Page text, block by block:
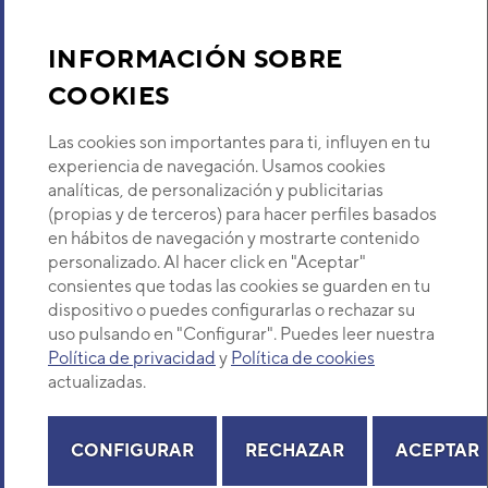
INFORMACIÓN SOBRE
COOKIES
Las cookies son importantes para ti, influyen en tu
experiencia de navegación. Usamos cookies
analíticas, de personalización y publicitarias
(propias y de terceros) para hacer perfiles basados
en hábitos de navegación y mostrarte contenido
personalizado. Al hacer click en "Aceptar"
consientes que todas las cookies se guarden en tu
dispositivo o puedes configurarlas o rechazar su
uso pulsando en "Configurar". Puedes leer nuestra
Política de privacidad y Política de cookies
actualizadas.
CONFIGURAR RECHAZAR ACEPTAR
Conducto de Gran Capacidad Autónomo
ACD UIAT 150 C2
Recambios
Descubre Eurofred
Dónde Estamos
¿Buscas un servicio técnico?
Selecciona provincia
Provincia